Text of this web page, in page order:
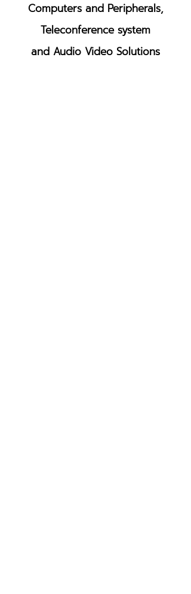
Computers and Peripherals,
Teleconference system
and Audio Video Solutions